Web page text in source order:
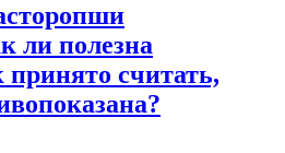
ли полезна
считать,